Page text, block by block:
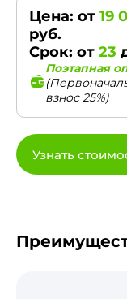
Цена: от 19
руб.
Срок: от 23
Поэтапная
взнос 25%)
Узнать